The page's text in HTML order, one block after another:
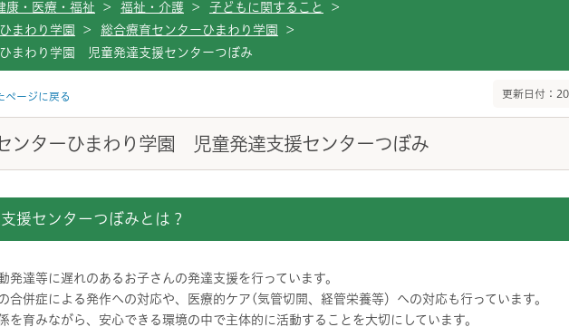
康・医療・福祉 > 福祉・介護 > 子どもに関すること
>
まわり学園
> 総合療育センターひまわり学園
>
まわり学園 児童発達支援センターつぼみ
ページに戻る 更新日付：
ンターひまわり学園 児童発達支援センターつぼみ
援センターつぼみとは？
発達等に遅れのあるお子さんの発達支援を行っています。
合併症による発作への対応や、医療的ケア(気管切開、経管栄養等）への対応も行っています。
を育みながら、安心できる環境の中で主体的に活動することを大切にしています。